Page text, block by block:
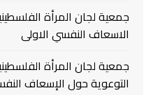
جمعية لجان المرأة
الاسعاف النفسي الاولى
جمعية لجان المرأة
التوعوية حول الإسعاف